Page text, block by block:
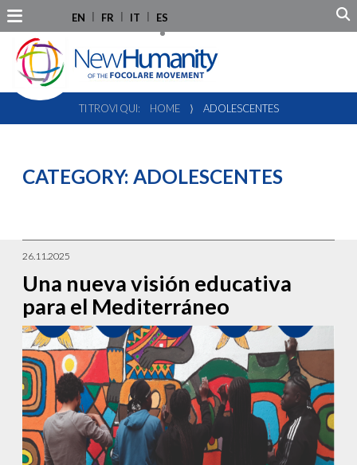
EN FR IT ES
TI TROVI QUI: HOME ⟩ ADOLESCENTES
CATEGORY:ADOLESCENTES
26.11.2025
Una nueva visión educativa
para el Mediterráneo